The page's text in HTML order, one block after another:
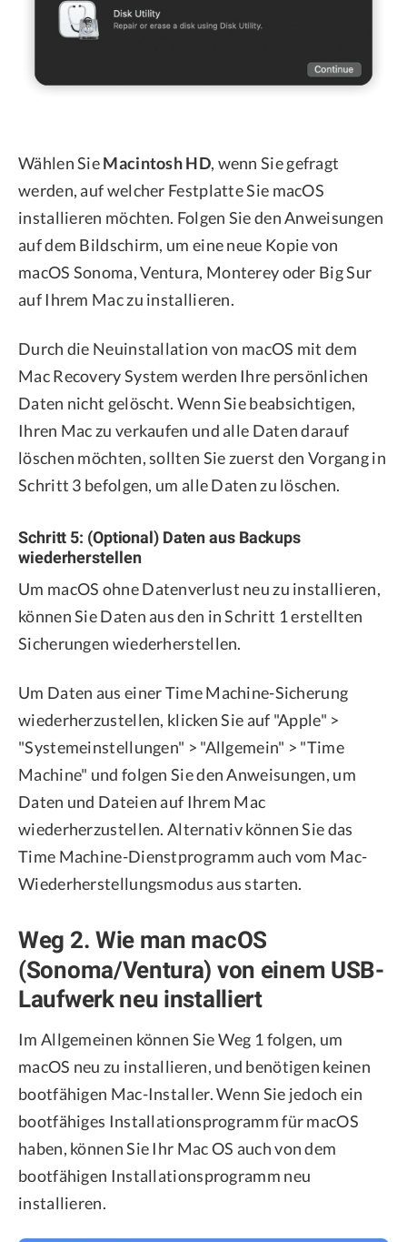
Wählen SieMacintosh HD, wenn Sie gefragt
werden, auf welcher Festplatte Sie macOS
installieren möchten. Folgen Sie den Anweisungen
auf dem Bildschirm, um eine neue Kopie von
macOS Sonoma, Ventura, Monterey oder Big Sur
auf Ihrem Mac zu installieren.
Durch die Neuinstallation von macOS mit dem
Mac Recovery System werden Ihre persönlichen
Daten nicht gelöscht. Wenn Sie beabsichtigen,
Ihren Mac zu verkaufen und alle Daten darauf
löschen möchten, sollten Sie zuerst den Vorgang in
Schritt 3 befolgen, um alle Daten zu löschen.
Schritt 5: (Optional) Daten aus Backups
wiederherstellen
Um macOS ohne Datenverlust neu zu installieren,
können Sie Daten aus den in Schritt 1 erstellten
Sicherungen wiederherstellen.
Um Daten aus einer Time Machine-Sicherung
wiederherzustellen, klicken Sie auf "Apple" >
"Systemeinstellungen" > "Allgemein" > "Time
Machine" und folgen Sie den Anweisungen, um
Daten und Dateien auf Ihrem Mac
wiederherzustellen. Alternativ können Sie das
Time Machine-Dienstprogramm auch vom Mac-
Wiederherstellungsmodus aus starten.
Weg 2. Wie man macOS
(Sonoma/Ventura) von einem USB-
Laufwerk neu installiert
Im Allgemeinen können Sie Weg 1 folgen, um
macOS neu zu installieren, und benötigen keinen
bootfähigen Mac-Installer. Wenn Sie jedoch ein
bootfähiges Installationsprogramm für macOS
haben, können Sie Ihr Mac OS auch von dem
bootfähigen Installationsprogramm neu
installieren.